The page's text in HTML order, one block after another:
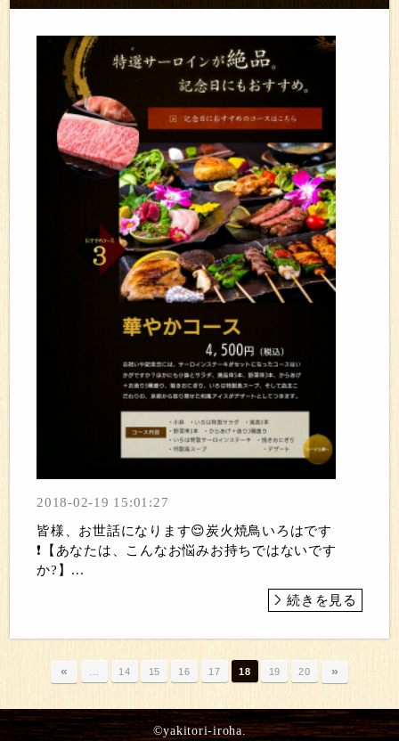
2018-02-19 15:01:27
皆様、お世話になります😌炭火焼鳥いろはです
❗【あなたは、こんなお悩みお持ちではないです
か?】...
続きを見る
« … 14 15 16 17 18 19 20 »
©yakitori-iroha.